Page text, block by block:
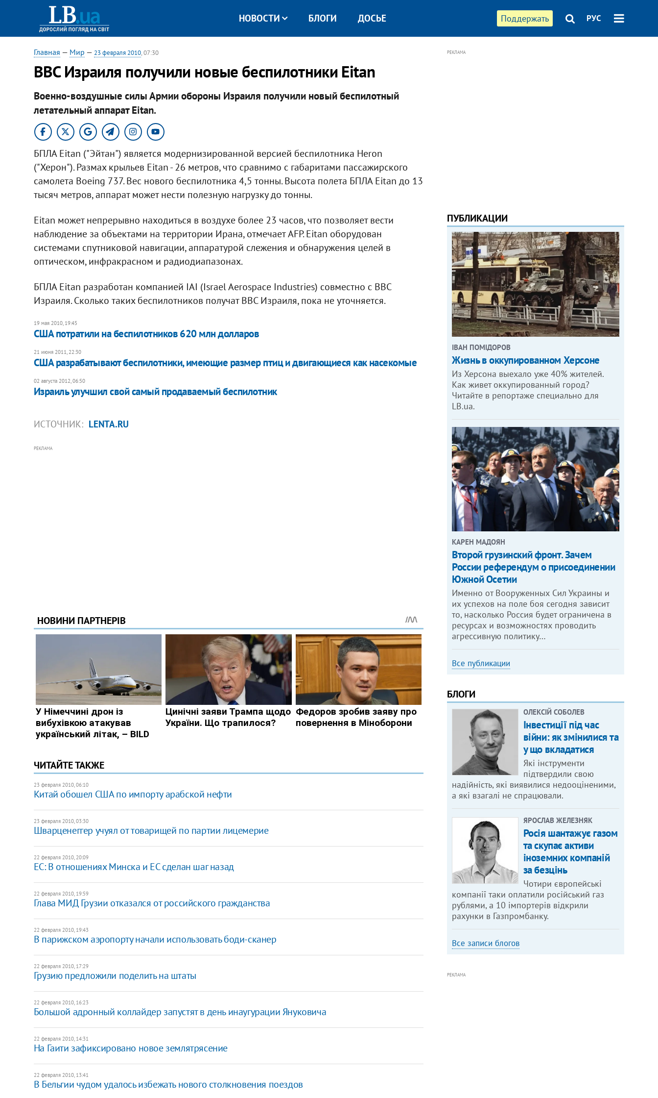
Поддержать РУС
НОВОСТИ БЛОГИ ДОСЬЕ
Главная — Мир — 23 февраля 2010, 07:30
ВВС Израиля получили новые беспилотники Eitan
Военно-воздушные силы Армии обороны Израиля получили новый беспилотный
летательный аппарат Eitan.
БПЛА Eitan ("Эйтан") является модернизированной версией беспилотника Heron
("Херон"). Размах крыльев Eitan - 26 метров, что сравнимо с габаритами пассажирского
самолета Boeing 737. Вес нового беспилотника 4,5 тонны. Высота полета БПЛА Eitan до 13
тысяч метров, аппарат может нести полезную нагрузку до тонны.
Eitan может непрерывно находиться в воздухе более 23 часов, что позволяет вести
наблюдение за объектами на территории Ирана, отмечает AFP. Eitan оборудован
системами спутниковой навигации, аппаратурой слежения и обнаружения целей в
оптическом, инфракрасном и радиодиапазонах.
БПЛА Eitan разработан компанией IAI (Israel Aerospace Industries) совместно с ВВС
Израиля. Сколько таких беспилотников получат ВВС Израиля, пока не уточняется.
19 мая 2010, 19:45
США потратили на беспилотников 620 млн долларов
21 июня 2011, 22:30
США разрабатывают беспилотники, имеющие размер птиц и двигающиеся как насекомые
02 августа 2012, 06:50
Израиль улучшил свой самый продаваемый беспилотник
ИСТОЧНИК: LENTA.RU
РЕКЛАМА
ЧИТАЙТЕ ТАКЖЕ
23 февраля 2010, 06:10
Китай обошел США по импорту арабской нефти
23 февраля 2010, 03:30
Шварценеггер учуял от товарищей по партии лицемерие
22 февраля 2010, 20:09
ЕС: В отношениях Минска и ЕС сделан шаг назад
22 февраля 2010, 19:59
Глава МИД Грузии отказался от российского гражданства
22 февраля 2010, 19:43
В парижском аэропорту начали использовать боди-сканер
22 февраля 2010, 17:29
Грузию предложили поделить на штаты
22 февраля 2010, 16:23
Большой адронный коллайдер запустят в день инаугурации Януковича
22 февраля 2010, 14:31
На Гаити зафиксировано новое землятрясение
22 февраля 2010, 13:41
В Бельгии чудом удалось избежать нового столкновения поездов
РЕКЛАМА
ПУБЛИКАЦИИ
ІВАН ПОМІДОРОВ
Жизнь в оккупированном Херсоне
Из Херсона выехало уже 40% жителей.
Как живет оккупированный город?
Читайте в репортаже специально для
LB.ua.
КАРЕН МАДОЯН
Второй грузинский фронт. Зачем
России референдум о присоединении
Южной Осетии
Именно от Вооруженных Сил Украины и
их успехов на поле боя сегодня зависит
то, насколько Россия будет ограничена в
ресурсах и возможностях проводить
агрессивную политику…
Все публикации
БЛОГИ
ОЛЕКСІЙ СОБОЛЕВ
Інвестиції під час
війни: як змінилися та
у що вкладатися
Які інструменти
підтвердили свою
надійність, які виявилися недооціненими,
а які взагалі не спрацювали.
ЯРОСЛАВ ЖЕЛЕЗНЯК
Росія шантажує газом
та скупає активи
іноземних компаній
за безцінь
Чотири європейські
компанії таки оплатили російський газ
рублями, а 10 імпортерів відкрили
рахунки в Газпромбанку.
Все записи блогов
РЕКЛАМА